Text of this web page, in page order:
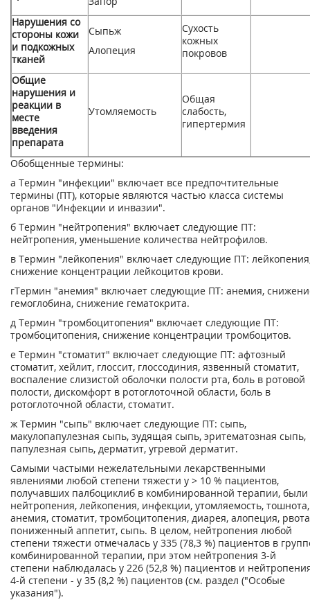
Нарушения со
стороны кожи
и подкожных
тканей
Сыпьж
Алопеция
Сухость
кожных
покровов
Общие
нарушения и
реакции в
месте
введения
препарата
Утомляемость
Общая
слабость,
гипертермия
Обобщенные термины:
а Термин "инфекции" включает все предпочтительные
термины (ПТ), которые являются частью класса системы
органов "Инфекции и инвазии".
б Термин "нейтропения" включает следующие ПТ:
нейтропения, уменьшение количества нейтрофилов.
в Термин "лейкопения" включает следующие ПТ:
снижение концентрации лейкоцитов крови.
гТермин "анемия" включает следующие ПТ: анемия,
гемоглобина, снижение гематокрита.
д Термин "тромбоцитопения" включает следующие ПТ:
тромбоцитопения, снижение концентрации тромбоцитов.
е Термин "стоматит" включает следующие ПТ: афтозный
стоматит, хейлит, глоссит, глоссодиния, язвенный стоматит,
воспаление слизистой оболочки полости рта, боль в ротовой
полости, дискомфорт в ротоглоточной области, боль в
ротоглоточной области, стоматит.
ж Термин "сыпь" включает следующие ПТ: сыпь,
макулопапулезная сыпь, зудящая сыпь, эритематозная сыпь,
папулезная сыпь, дерматит, угревой дерматит.
Самыми частыми нежелательными лекарственными
явлениями любой степени тяжести у > 10 % пациентов,
получавших палбоциклиб в комбинированной терапии, были
нейтропения, лейкопения, инфекции, утомляемость, тошнота,
анемия, стоматит, тромбоцитопения, диарея, алопеция,
пониженный аппетит, сыпь. В целом, нейтропения любой
степени тяжести отмечалась у 335 (78,3 %) пациентов в
комбинированной терапии, при этом нейтропения 3-й
степени наблюдалась у 226 (52,8 %) пациентов и
4-й степени - у 35 (8,2 %) пациентов (см. раздел ("Особые
указания").